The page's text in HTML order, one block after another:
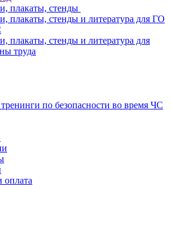
плакаты, стенды
плакаты, стенды и литература для ГО
плакаты, стенды и литература для
труда
по безопасности во время ЧС
оплата